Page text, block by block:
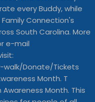
Month. T